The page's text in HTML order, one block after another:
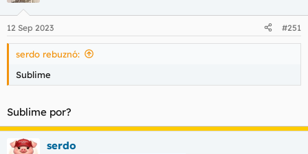
a
d
o
r
d
l
m
a
e
n
i
12 Sep 2023 #251
serdo rebuznó:
Sublime
Sublime por?
serdo